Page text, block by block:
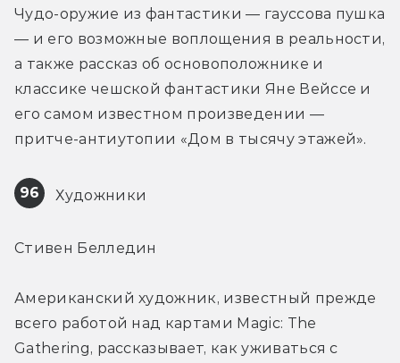
Чудо-оружие из фантастики — гауссова пушка
— и его возможные воплощения в реальности,
а также рассказ об основоположнике и
классике чешской фантастики Яне Вейссе и
его самом известном произведении —
притче-антиутопии «Дом в тысячу этажей».
96 Художники
Стивен Белледин
Американский художник, известный прежде
всего работой над картами Magic: The
Gathering, рассказывает, как уживаться с